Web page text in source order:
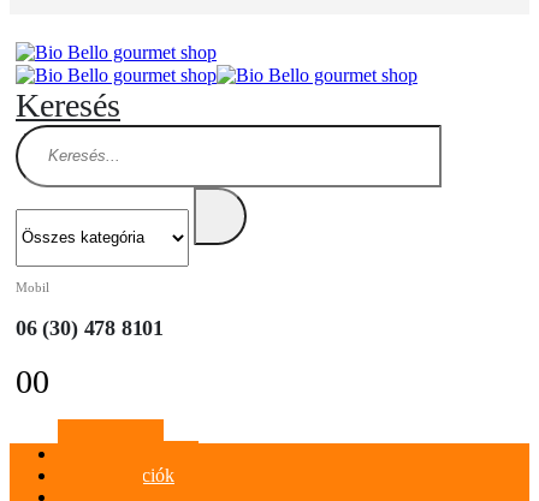
Keresés
Mobil
06 (30) 478 8101
00
Információk